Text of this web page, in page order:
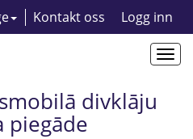
Kontakt oss Logg inn
divklāju
piegāde